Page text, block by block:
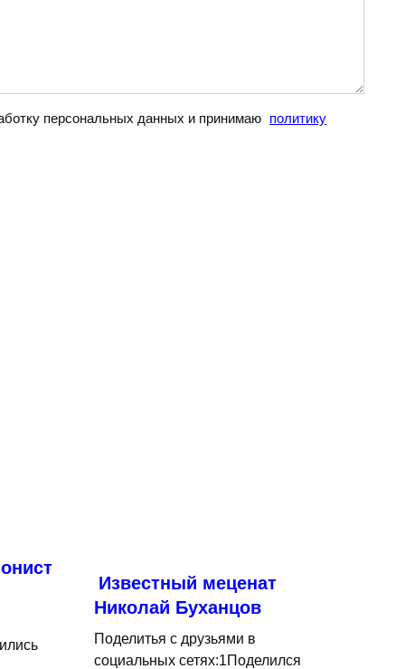
персональных данных и принимаю политику
Известный меценат
Николай Буханцов
Поделитья с друзьями в
социальных сетях:1Поделился